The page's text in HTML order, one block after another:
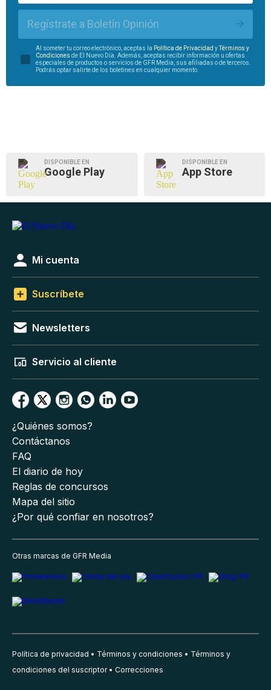
Regístrate a Boletín Opinión
Al someter tu correo electrónico, aceptas la Política de Privacidad yTérminos y
Condiciones de El Nuevo Día. Además, aceptas recibir información u ofertas
especiales de productos o servicios de GFR Media, sus afiliadas o de terceros.
Podrás optar salirte de los boletines en cualquier momento.
DISPONIBLE EN
Google Play
DISPONIBLE EN
App Store
Mi cuenta
Suscríbete
Newsletters
Servicio al cliente
¿Quiénes somos?
Contáctanos
FAQ
El diario de hoy
Reglas de concursos
Mapa del sitio
¿Por qué confiar en nosotros?
Otras marcas de GFR Media
Política de privacidad Términos y condiciones
Términos y
condiciones del suscriptor
Correcciones